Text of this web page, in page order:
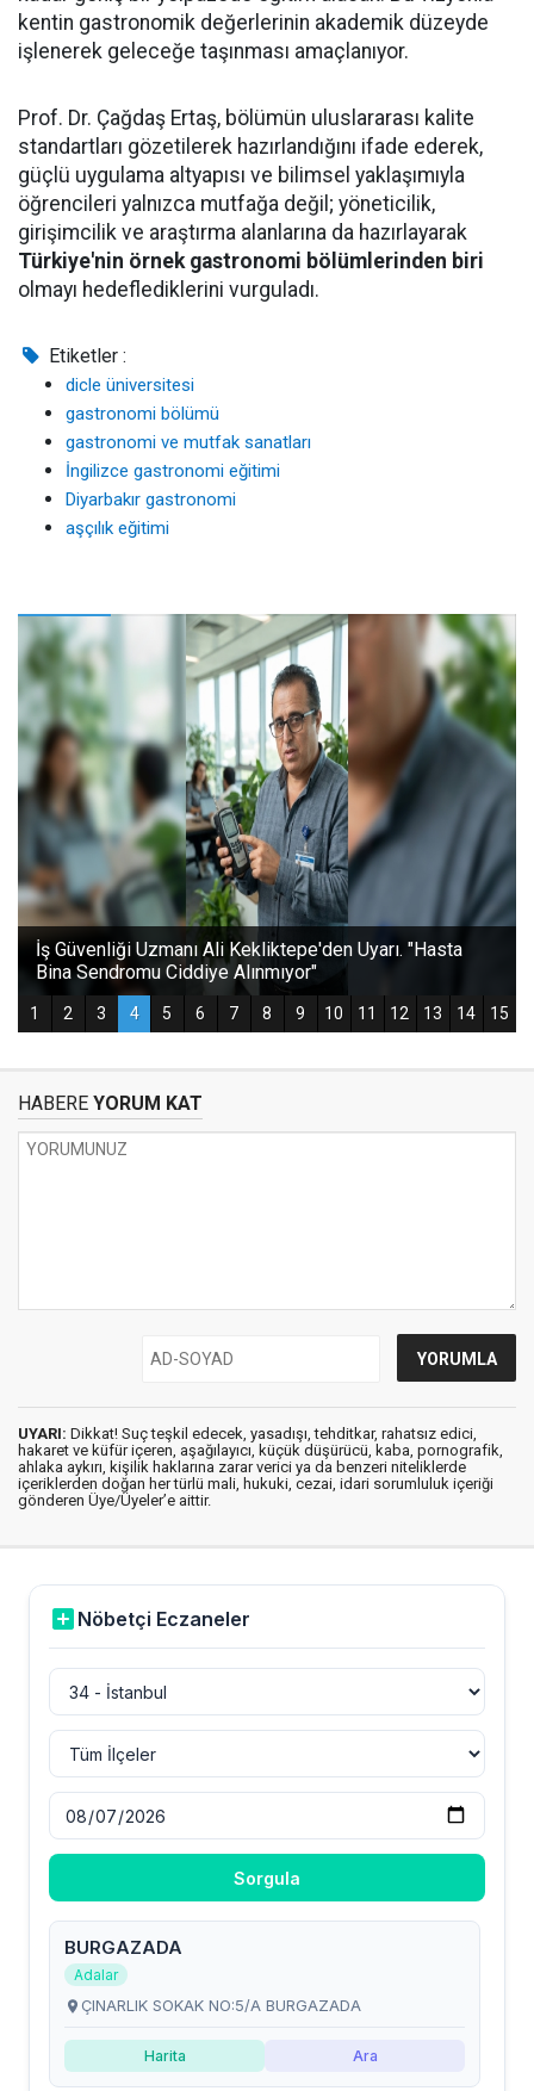
kentin gastronomik değerlerinin akademik düzeyde
işlenerek geleceğe taşınması amaçlanıyor.
Prof. Dr. Çağdaş Ertaş, bölümün uluslararası kalite
standartları gözetilerek hazırlandığını ifade ederek,
güçlü uygulama altyapısı ve bilimsel yaklaşımıyla
öğrencileri yalnızca mutfağa değil; yöneticilik,
girişimcilik ve araştırma alanlarına da hazırlayarak
Türkiye'nin örnek gastronomi bölümlerinden biri
olmayı hedeflediklerini vurguladı.
Etiketler :
dicle üniversitesi
gastronomi bölümü
gastronomi ve mutfak sanatları
İngilizce gastronomi eğitimi
Diyarbakır gastronomi
aşçılık eğitimi
HABERE YORUM KAT
UYARI: Dikkat! Suç teşkil edecek, yasadışı, tehditkar, rahatsız edici,
hakaret ve küfür içeren, aşağılayıcı, küçük düşürücü, kaba, pornografik,
ahlaka aykırı, kişilik haklarına zarar verici ya da benzeri niteliklerde
içeriklerden doğan her türlü mali, hukuki, cezai, idari sorumluluk içeriği
gönderen Üye/Üyeler’e aittir.